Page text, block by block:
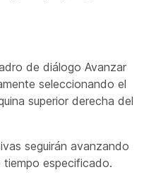
de diálogo Avanzar
seleccionando el
superior derecha del
seguirán avanzando
especificado.